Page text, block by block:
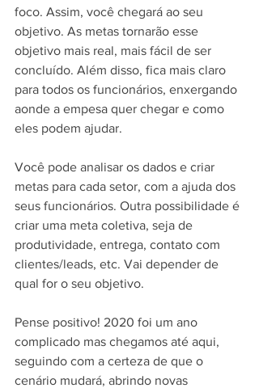
foco. Assim, você chegará ao seu
objetivo. As metas tornarão esse
objetivo mais real, mais fácil de ser
concluído. Além disso, fica mais claro
para todos os funcionários, enxergando
aonde a empesa quer chegar e como
eles podem ajudar.
Você pode analisar os dados e criar
metas para cada setor, com a ajuda dos
seus funcionários. Outra possibilidade é
criar uma meta coletiva, seja de
produtividade, entrega, contato com
clientes/leads, etc. Vai depender de
qual for o seu objetivo.
Pense positivo! 2020 foi um ano
complicado mas chegamos até aqui,
seguindo com a certeza de que o
cenário mudará, abrindo novas